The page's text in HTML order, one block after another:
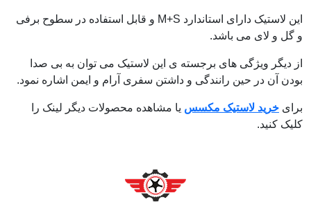
این لاستیک دارای استاندارد M+S و قابل استفاده در سطوح برفی
و گل و لای می باشد.
از دیگر ویژگی های برجسته ی این لاستیک می توان به بی صدا
بودن آن در حین رانندگی و داشتن سفری آرام و ایمن اشاره نمود.
برای خرید لاستیک مکسس یا مشاهده محصولات دیگر لینک را
کلیک کنید.